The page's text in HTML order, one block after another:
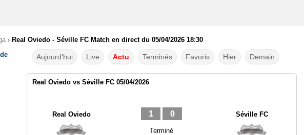
› Real Oviedo - Séville FC Match en direct du 05/04/2026 18:30
Aujourd'hui Live Actu Terminés Favoris Hier Demain
Real Oviedo vs Séville FC 05/04/2026
Real Oviedo 1 0
Terminé
Séville FC